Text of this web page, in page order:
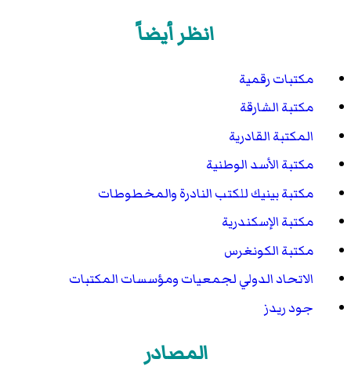
انظر أيضاً
مكتبات رقمية
مكتبة الشارقة
المكتبة القادرية
مكتبة الأسد الوطنية
مكتبة بينيك للكتب النادرة والمخطوطات
مكتبة الإسكندرية
مكتبة الكونغرس
الاتحاد الدولي لجمعيات ومؤسسات المكتبات
جود ريدز
المصادر